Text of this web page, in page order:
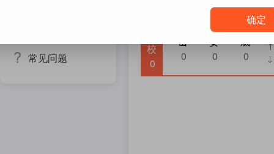
常见问题
校
0
击
0
较
稳
妥
0
可
保
底
0